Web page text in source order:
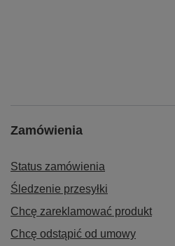
Zamówienia
Status zamówienia
Śledzenie przesyłki
Chcę zareklamować produkt
Chcę odstąpić od umowy